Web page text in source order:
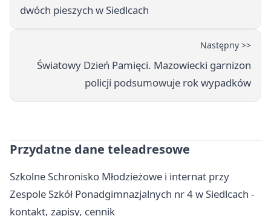
dwóch pieszych w Siedlcach
Następny >>
Światowy Dzień Pamięci. Mazowiecki garnizon
policji podsumowuje rok wypadków
Przydatne dane teleadresowe
Szkolne Schronisko Młodzieżowe i internat przy
Zespole Szkół Ponadgimnazjalnych nr 4 w Siedlcach -
kontakt, zapisy, cennik